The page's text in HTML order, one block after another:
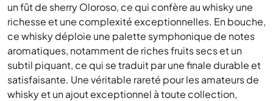
un fût de sherry Oloroso, ce qui confère au whisky une
richesse et une complexité exceptionnelles. En bouche,
ce whisky déploie une palette symphonique de notes
aromatiques, notamment de riches fruits secs et un
subtil piquant, ce qui se traduit par une finale durable et
satisfaisante. Une véritable rareté pour les amateurs de
whisky et un ajout exceptionnel à toute collection,